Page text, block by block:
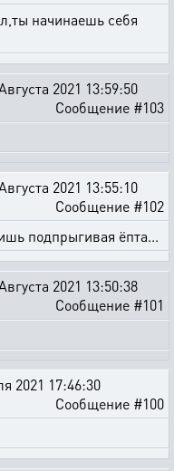
начинаешь себя
2021 13:59:50
Сообщение #103
2021 13:55:10
Сообщение #102
подпрыгивая ёпта...
2021 13:50:38
Сообщение #101
2021 17:46:30
Сообщение #100